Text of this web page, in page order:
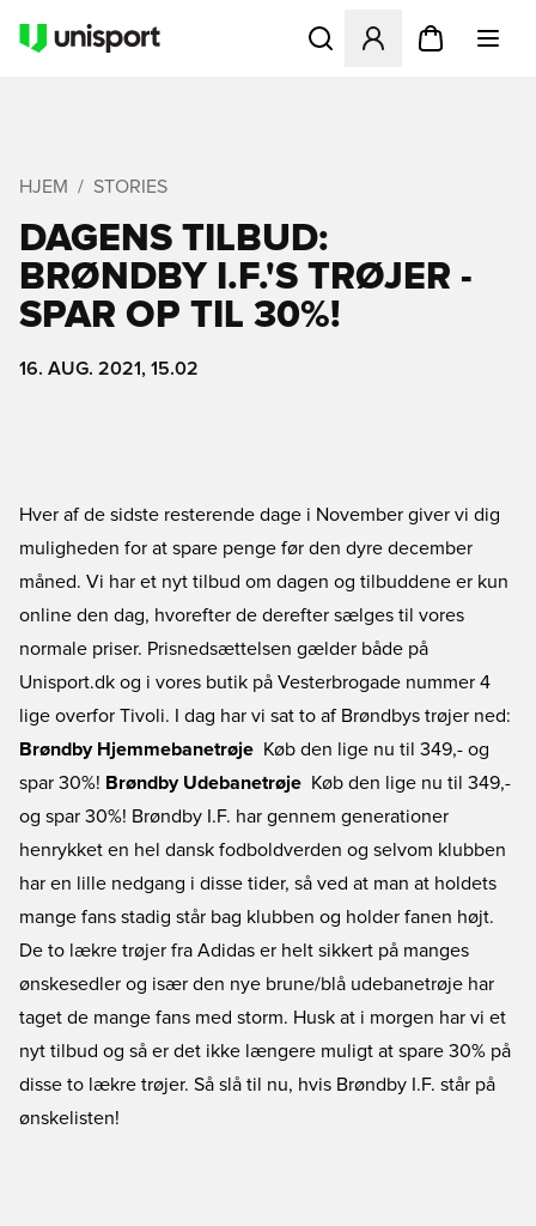
Åbner en Modal til at
HJEM STORIES
DAGENS TILBUD:
BRØNDBY I.F.'S TRØJER -
SPAR OP TIL 30%!
16. AUG. 2021, 15.02
Hver af de sidste resterende dage i November giver vi dig
muligheden for at spare penge før den dyre december
måned. Vi har et nyt tilbud om dagen og tilbuddene er kun
online den dag, hvorefter de derefter sælges til vores
normale priser. Prisnedsættelsen gælder både på
Unisport.dk og i vores butik på Vesterbrogade nummer 4 
lige overfor Tivoli. I dag har vi sat to af Brøndbys trøjer ned:
Brøndby Hjemmebanetrøje  Køb den lige nu til 349,- og
spar 30%! Brøndby Udebanetrøje  Køb den lige nu til 349,-
og spar 30%! Brøndby I.F. har gennem generationer
henrykket en hel dansk fodboldverden og selvom klubben
har en lille nedgang i disse tider, så ved at man at holdets
mange fans stadig står bag klubben og holder fanen højt.
De to lækre trøjer fra Adidas er helt sikkert på manges
ønskesedler og især den nye brune/blå udebanetrøje har
taget de mange fans med storm. Husk at i morgen har vi et
nyt tilbud og så er det ikke længere muligt at spare 30% på
disse to lækre trøjer. Så slå til nu, hvis Brøndby I.F. står på
ønskelisten!